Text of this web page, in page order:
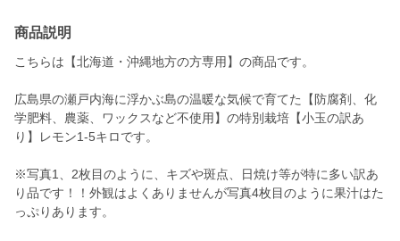
商品説明
こちらは【北海道・沖縄地方の方専用】の商品です。
広島県の瀬戸内海に浮かぶ島の温暖な気候で育てた【防腐剤、化
学肥料、農薬、ワックスなど不使用】の特別栽培【小玉の訳あ
り】レモン1-5キロです。
※写真1、2枚目のように、キズや斑点、日焼け等が特に多い訳あ
り品です！！外観はよくありませんが写真4枚目のように果汁はた
っぷりあります。